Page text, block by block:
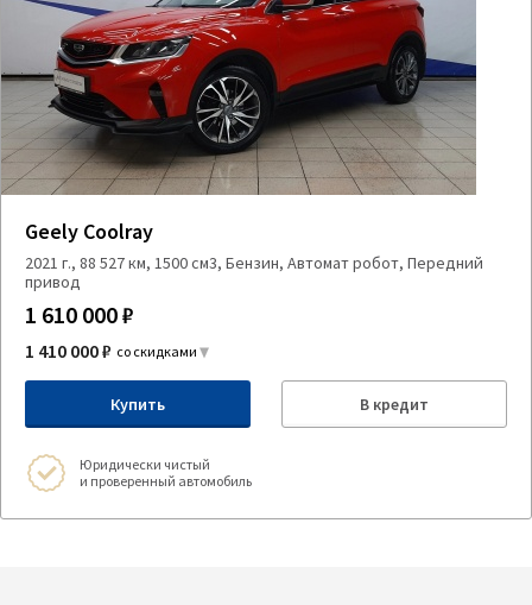
Geely Coolray
2021 г., 88 527 км, 1500 см3, Бензин, Автомат робот, Передний
привод
1 610 000 ₽
1 410 000 ₽ со скидками
Купить В кредит
Юридически чистый
и проверенный автомобиль